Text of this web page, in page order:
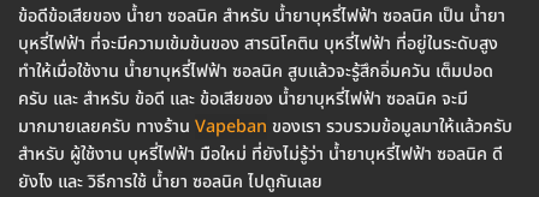
ข้อดีข้อเสียของ น้ำยา ซอลนิค สำหรับ น้ำยาบุหรี่ไฟฟ้า ซอลนิค เป็น น้ำยา
บุหรี่ไฟฟ้า ที่จะมีความเข้มข้นของ สารนิโคติน บุหรี่ไฟฟ้า ที่อยู่ในระดับสูง
ทำให้เมื่อใช้งาน น้ำยาบุหรี่ไฟฟ้า ซอลนิค สูบแล้วจะรู้สึกอิ่มควัน เต็มปอด
ครับ และ สำหรับ ข้อดี และ ข้อเสียของ น้ำยาบุหรี่ไฟฟ้า ซอลนิค จะมี
มากมายเลยครับ ทางร้าน Vapeban ของเรา รวบรวมข้อมูลมาให้แล้วครับ
สำหรับ ผู้ใช้งาน บุหรี่ไฟฟ้า มือใหม่ ที่ยังไม่รู้ว่า น้ำยาบุหรี่ไฟฟ้า ซอลนิค ดี
ยังไง และ วิธีการใช้ น้ำยา ซอลนิค ไปดูกันเลย